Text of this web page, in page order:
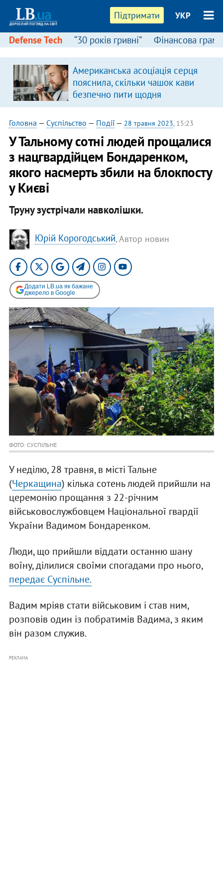
Підтримати УКР
Defense Tech “30 років гривні” Фінансова
Американська асоціація серця
пояснила, скільки чашок кави
безпечно пити щодня
Головна — Суспільство — Події— 28 травня 2023, 15:23
У Тальному сотні людей прощалися
з нацгвардійцем Бондаренком,
якого насмерть збили на блокпосту
у Києві
Труну зустрічали навколішки.
Юрій Корогодський, Автор новин
Додати LB.ua як бажане
джерело в Google
ФОТО: СУСПІЛЬНЕ
У неділю, 28 травня, в місті Тальне
(Черкащина) кілька сотень людей прийшли на
церемонію прощання з 22-річним
військовослужбовцем Національної гвардії
України Вадимом Бондаренком.
Люди, що прийшли віддати останню шану
воїну, ділилися своїми спогадами про нього,
передає Суспільне.
Вадим мріяв стати військовим і став ним,
розповів один із побратимів Вадима, з яким
він разом служив.
РЕКЛАМА